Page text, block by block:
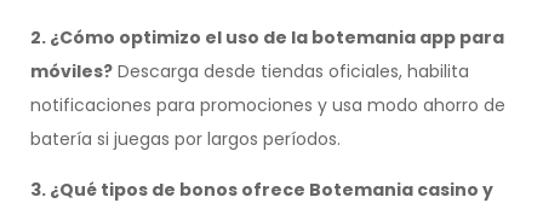
2. ¿Cómo optimizo el uso de la botemania app para
móviles? Descarga desde tiendas oficiales, habilita
notificaciones para promociones y usa modo ahorro de
batería si juegas por largos períodos.
3. ¿Qué tipos de bonos ofrece Botemania casino y